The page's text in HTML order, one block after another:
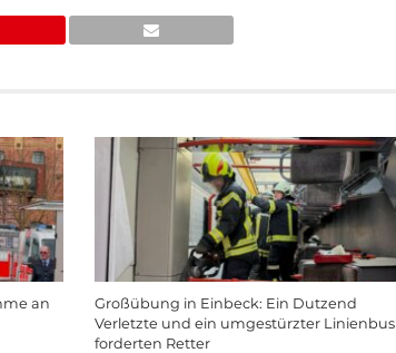
an
Großübung in Einbeck: Ein Dutzend
Verletzte und ein umgestürzter Linienbus
forderten Retter